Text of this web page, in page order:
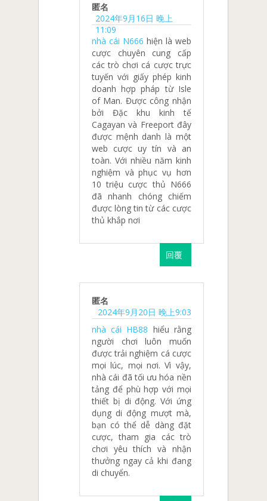
匿名
2024年9月16日 晚上
11:09
nhà cái N666 hiện là web
cược chuyên cung cấp
các trò chơi cá cược trực
tuyến với giấy phép kinh
doanh hợp pháp từ Isle
of Man. Được công nhận
bởi Đặc khu kinh tế
Cagayan và Freeport đây
được mệnh danh là một
web cược uy tín và an
toàn. Với nhiều năm kinh
nghiệm và phục vụ hơn
10 triệu cược thủ N666
đã nhanh chóng chiếm
được lòng tin từ các cược
thủ khắp nơi
回覆
匿名
2024年9月20日 晚上9:03
nhà cái HB88 hiểu rằng
người chơi luôn muốn
được trải nghiệm cá cược
mọi lúc, mọi nơi. Vì vậy,
nhà cái đã tối ưu hóa nền
tảng để phù hợp với mọi
thiết bị di động. Với ứng
dụng di động mượt mà,
bạn có thể dễ dàng đặt
cược, tham gia các trò
chơi yêu thích và nhận
thưởng ngay cả khi đang
di chuyển.